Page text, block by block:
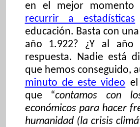
en el mejor
recurrir a estadísticas
educación. Basta con
año 1.922? ¿Y al año
respuesta. Nadie está
que hemos conseguido,
minuto de este video
que “contamos con
económicos para hacer
humanidad (la crisis